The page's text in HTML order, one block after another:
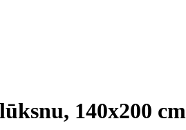
140x200 cm